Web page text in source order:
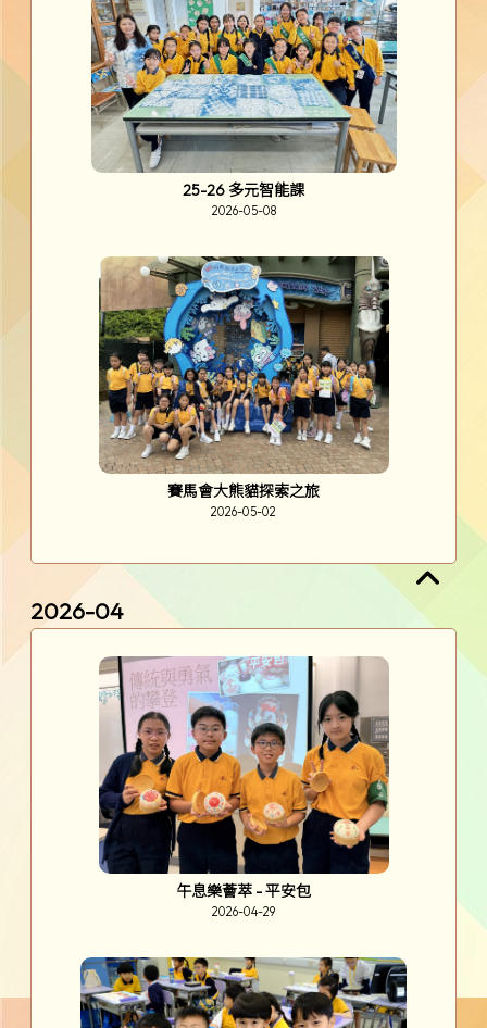
25-26 多元智能課
2026-05-08
賽馬會大熊貓探索之旅
2026-05-02
2026-04
午息樂薈萃 - 平安包
2026-04-29